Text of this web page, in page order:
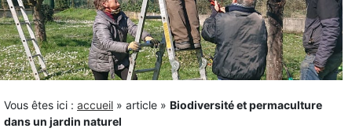
Vous êtes ici : accueil » article » Biodiversité et permaculture
dans un jardin naturel